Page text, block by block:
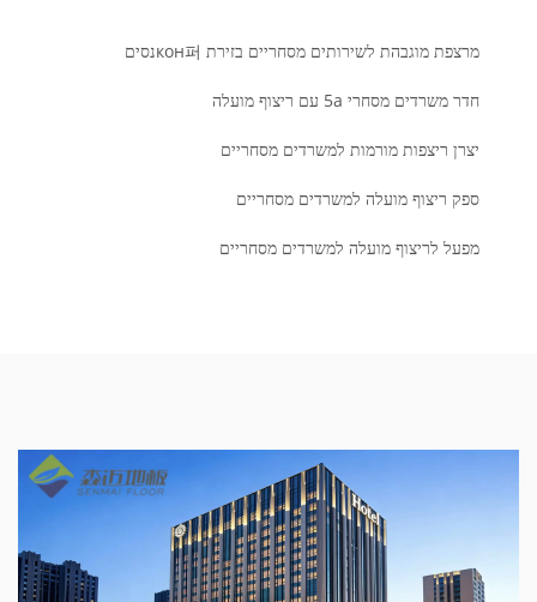
מרצפת מוגבהת לשירותים מסחריים בזירת кон퍼נסים
חדר משרדים מסחרי 5a עם ריצוף מועלה
יצרן ריצפות מורמות למשרדים מסחריים
ספק ריצוף מועלה למשרדים מסחריים
מפעל לריצוף מועלה למשרדים מסחריים